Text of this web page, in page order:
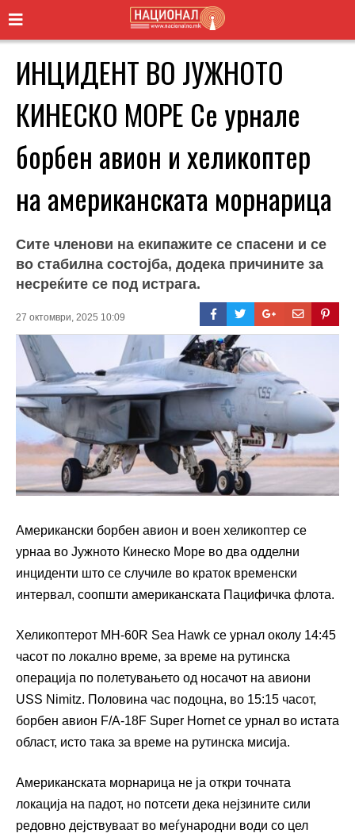
ИНЦИДЕНТ ВО ЈУЖНОТО
КИНЕСКО МОРЕ Се урнале
борбен авион и хеликоптер
на американската морнарица
Сите членови на екипажите се спасени и се
во стабилна состојба, додека причините за
несреќите се под истрага.
27 октомври, 2025 10:09
Американски борбен авион и воен хеликоптер се
урнаа во Јужното Кинеско Море во два одделни
инциденти што се случиле во краток временски
интервал, соопшти американската Пацифичка флота.
Хеликоптерот MH-60R Sea Hawk се урнал околу 14:45
часот по локално време, за време на рутинска
операција по полетувањето од носачот на авиони
USS Nimitz. Половина час подоцна, во 15:15 часот,
борбен авион F/A-18F Super Hornet се урнал во истата
област, исто така за време на рутинска мисија.
Американската морнарица не ја откри точната
локација на падот, но потсети дека нејзините сили
редовно дејствуваат во меѓународни води со цел